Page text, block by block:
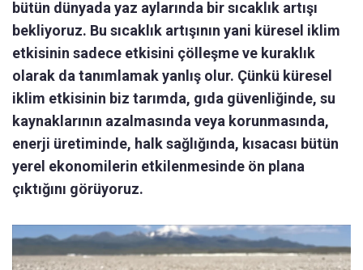
bütün dünyada yaz aylarında bir sıcaklık artışı
bekliyoruz. Bu sıcaklık artışının yani küresel iklim
etkisinin sadece etkisini çölleşme ve kuraklık
olarak da tanımlamak yanlış olur. Çünkü küresel
iklim etkisinin biz tarımda, gıda güvenliğinde, su
kaynaklarının azalmasında veya korunmasında,
enerji üretiminde, halk sağlığında, kısacası bütün
yerel ekonomilerin etkilenmesinde ön plana
çıktığını görüyoruz.